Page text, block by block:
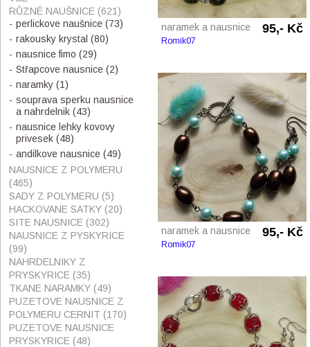
naramek a nausnice 95,- Kč
Romik07
naramek a nausnice 95,- Kč
Romik07
RŮZNÉ NAUŠNICE (621)
perlickove naušnice (73)
rakousky krystal (80)
nausnice fimo (29)
Střapcove nausnice (2)
naramky (1)
souprava sperku nausnice
a nahrdelnik (43)
nausnice lehky kovovy
privesek (48)
andilkove nausnice (49)
NAUSNICE Z POLYMERU
(465)
SADY Z POLYMERU (5)
HACKOVANE SATKY (20)
SITE NAUSNICE (302)
NAUSNICE Z PYSKYRICE
(99)
NAHRDELNIKY Z
PRYSKYRICE (35)
TKANE NARAMKY (49)
PUZETOVE NAUSNICE Z
POLYMERU CERNIT (170)
PUZETOVE NAUSNICE
PRYSKYRICE (48)